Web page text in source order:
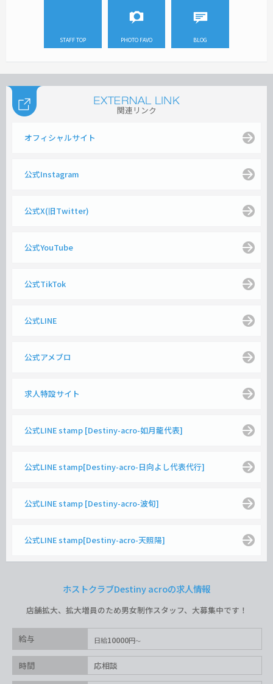
STAFF TOP PHOTO FAVO BLOG
関連リンク
オフィシャルサイト
公式Instagram
公式X(旧Twitter)
公式YouTube
公式TikTok
公式LINE
公式アメブロ
求人特設サイト
公式LINE stamp [Destiny-acro-如月龍代表]
公式LINE stamp[Destiny-acro-日向よし代表代行]
公式LINE stamp [Destiny-acro-波旬]
公式LINE stamp[Destiny-acro-天照陽]
ホストクラブDestiny acroの求人情報
店舗拡大、拡大増員のため男女制作スタッフ、大募集中です！
給与 日給10000円
時間 応相談